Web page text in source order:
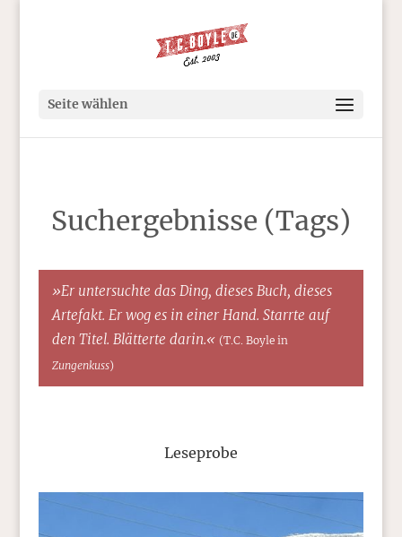
Seite wählen
Suchergebnisse (Tags)
»Er untersuchte das Ding, dieses Buch, dieses
Artefakt. Er wog es in einer Hand. Starrte auf
den Titel. Blätterte darin.« (T.C. Boyle in
Zungenkuss)
Leseprobe